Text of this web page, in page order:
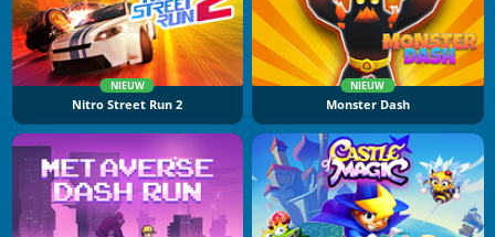
NIEUW
Nitro Street Run 2
NIEUW
Monster Dash